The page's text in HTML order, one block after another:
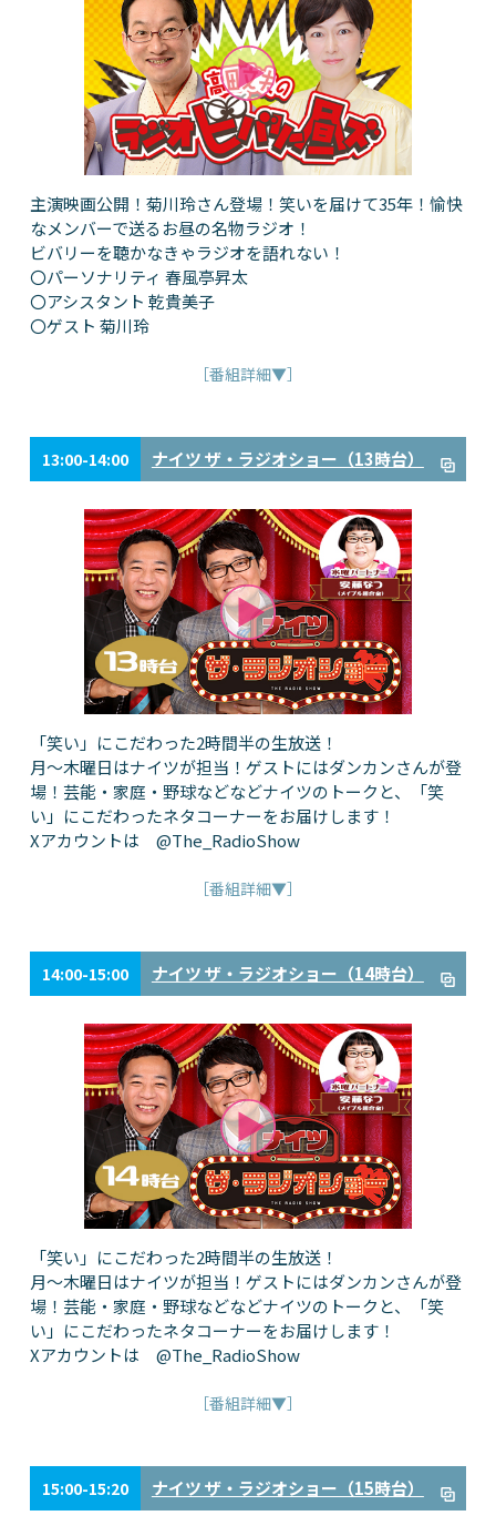
主演映画公開！菊川玲さん登場！笑いを届けて35年！愉快
なメンバーで送るお昼の名物ラジオ！
ビバリーを聴かなきゃラジオを語れない！
〇パーソナリティ 春風亭昇太
〇アシスタント 乾貴美子
〇ゲスト 菊川玲
［番組詳細▼］
13:00-14:00 ナイツ ザ・ラジオショー（13時台）
「笑い」にこだわった2時間半の生放送！
月～木曜日はナイツが担当！ゲストにはダンカンさんが登
場！芸能・家庭・野球などなどナイツのトークと、「笑
い」にこだわったネタコーナーをお届けします！
Xアカウントは @The_RadioShow
［番組詳細▼］
14:00-15:00 ナイツ ザ・ラジオショー（14時台）
「笑い」にこだわった2時間半の生放送！
月～木曜日はナイツが担当！ゲストにはダンカンさんが登
場！芸能・家庭・野球などなどナイツのトークと、「笑
い」にこだわったネタコーナーをお届けします！
Xアカウントは @The_RadioShow
［番組詳細▼］
15:00-15:20 ナイツ ザ・ラジオショー（15時台）